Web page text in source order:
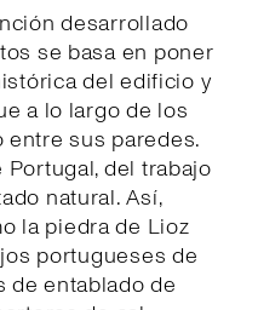
desarrollado
se basa en poner
del edificio y
a lo largo de los
sus paredes.
del trabajo
natural. Así,
la piedra de Lioz
portugueses de
de entablado de